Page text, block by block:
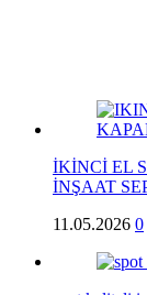
İKİNCİ EL
İNŞAAT
11.05.2026 0